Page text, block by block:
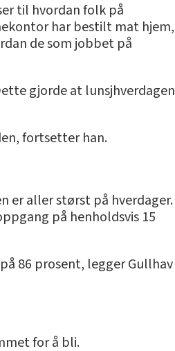
til hvordan folk på
har bestilt mat hjem,
de som jobbet på
gjorde at lunsjhverdagen
fortsetter han.
er aller størst på hverdager.
på henholdsvis 15
86 prosent, legger Gullhav
for å bli.